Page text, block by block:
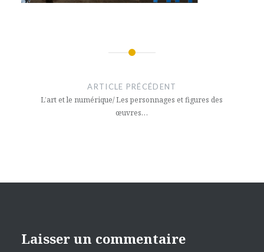
l’article
ARTICLE PRÉCÉDENT
L’art et le numérique/ Les personnages et figures des
œuvres…
Laisser un commentaire